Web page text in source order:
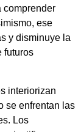
comprender
ese
y disminuye la
futuros
interiorizan
se enfrentan las
Los